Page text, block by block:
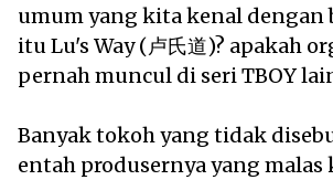
umum yang kita kenal dengan
itu Lu's Way (卢氏道)? apakah
pernah muncul di seri TBOY
Banyak tokoh yang tidak
entah produsernya yang malas